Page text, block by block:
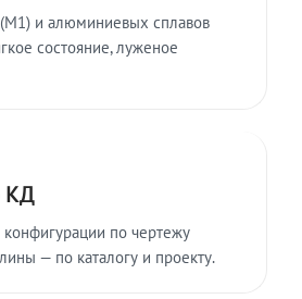
и алюминиевых сплавов
состояние, луженое
КД
конфигурации по чертежу
— по каталогу и проекту.